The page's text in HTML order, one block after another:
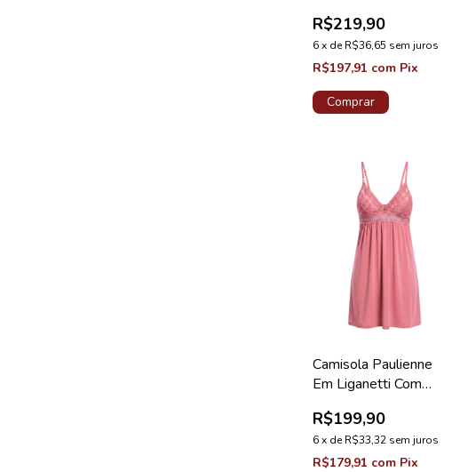
Lovely
R$219,90
6 x deR$36,65 sem juros
R$197,91 com Pix
Comprar
Camisola Paulienne
Em Liganetti Com
Sakura
R$199,90
6 x deR$33,32 sem juros
R$179,91 com Pix